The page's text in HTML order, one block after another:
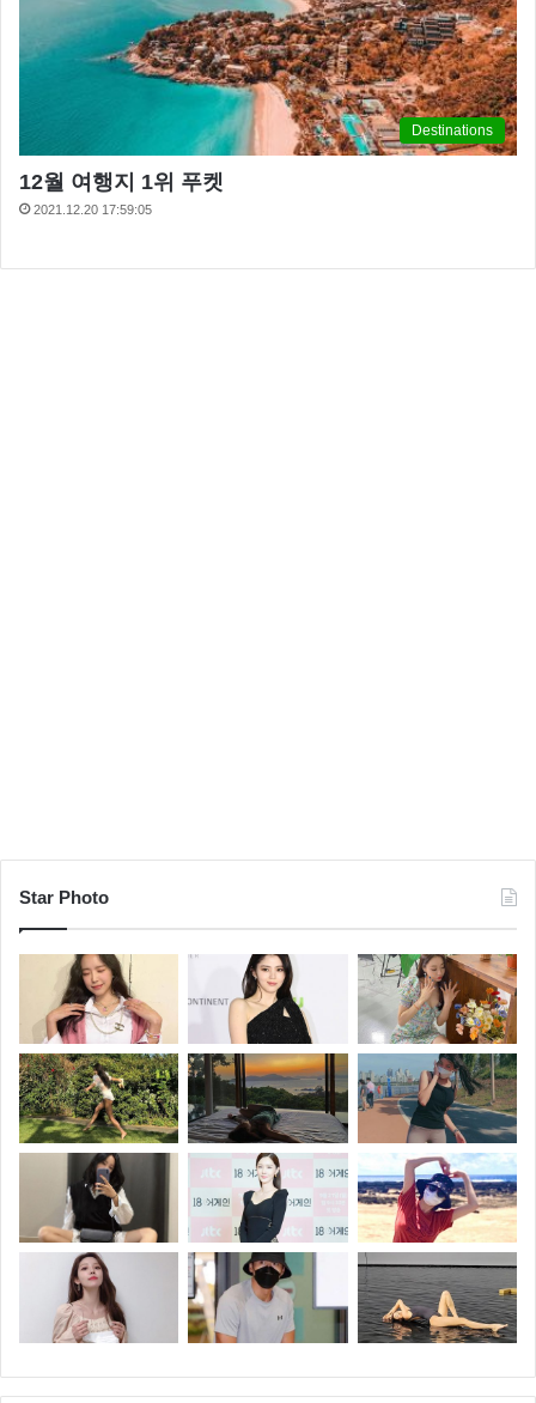
Destinations
12월 여행지 1위 푸켓
2021.12.20 17:59:05
Star Photo